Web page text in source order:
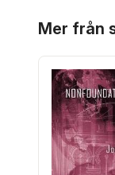
Mer från